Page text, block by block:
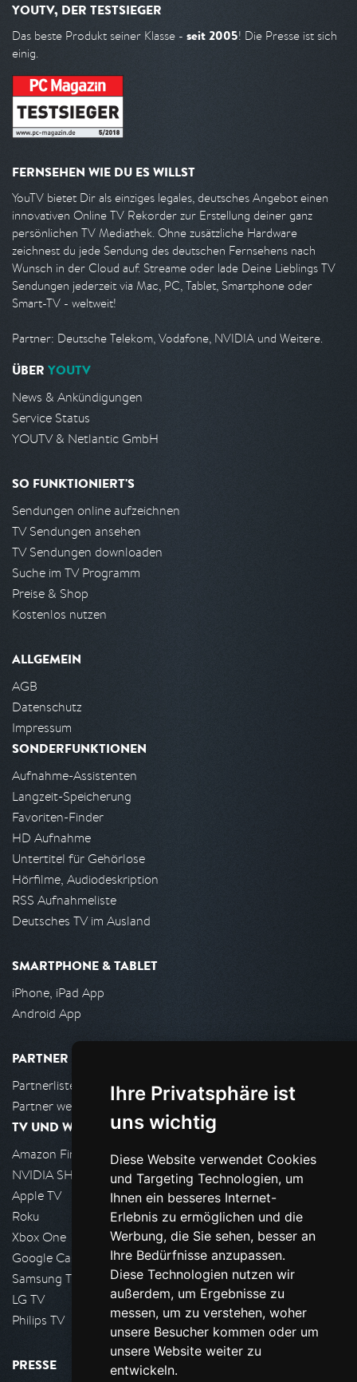
Ihre Privatsphäre ist
uns wichtig
Diese Website verwendet Cookies
und Targeting Technologien, um
Ihnen ein besseres Internet-
Erlebnis zu ermöglichen und die
Werbung, die Sie sehen, besser an
Ihre Bedürfnisse anzupassen.
Diese Technologien nutzen wir
außerdem, um Ergebnisse zu
messen, um zu verstehen, woher
unsere Besucher kommen oder um
unsere Website weiter zu
entwickeln.
YOUTV, DER TESTSIEGER
Das beste Produkt seiner Klasse - seit 2005! Die Presse ist sich
einig.
FERNSEHEN WIE DU ES WILLST
YouTV bietet Dir als einziges legales, deutsches Angebot einen
innovativen Online TV Rekorder zur Erstellung deiner ganz
persönlichen TV Mediathek. Ohne zusätzliche Hardware
zeichnest du jede Sendung des deutschen Fernsehens nach
Wunsch in der Cloud auf. Streame oder lade Deine Lieblings TV
Sendungen jederzeit via Mac, PC, Tablet, Smartphone oder
Smart-TV - weltweit!
Partner: Deutsche Telekom, Vodafone, NVIDIA und Weitere.
ÜBER YOUTV
News & Ankündigungen
Service Status
YOUTV & Netlantic GmbH
SO FUNKTIONIERT'S
Sendungen online aufzeichnen
TV Sendungen ansehen
TV Sendungen downloaden
Suche im TV Programm
Preise & Shop
Kostenlos nutzen
ALLGEMEIN
AGB
Datenschutz
Impressum
SONDERFUNKTIONEN
Aufnahme-Assistenten
Langzeit-Speicherung
Favoriten-Finder
HD Aufnahme
Untertitel für Gehörlose
Hörfilme, Audiodeskription
RSS Aufnahmeliste
Deutsches TV im Ausland
SMARTPHONE & TABLET
iPhone, iPad App
Android App
PARTNER
Partnerliste
Partner werden
TV UND WOHNZIMMER
Amazon FireTV
NVIDIA SHIELD, Google TV
Apple TV
Roku
Xbox One
Google Cast
Samsung TV
LG TV
Philips TV
PRESSE